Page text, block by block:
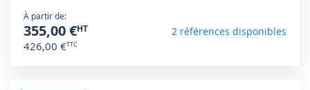
À partir de
355,00 €
426,00 €
2 références disponibles